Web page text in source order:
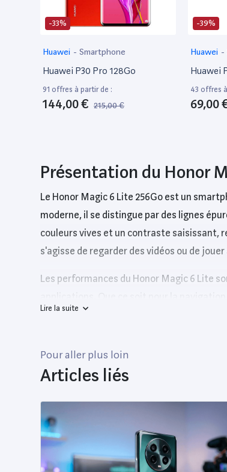
-33%
Huawei - Smartphone
Huawei P30 Pro 128Go
91 offres à partir de :
144,00 € 215,00 €
-39%
Huawei -
Huawei
43 offres
69,00
Présentation du Honor
Le Honor Magic 6 Lite 256Go est un
moderne, il se distingue par des lignes
couleurs vives et un contraste saisissant,
s'agisse de regarder des vidéos ou de jouer
Les performances du Honor Magic 6 Lite
photo principal de 64 Mpx, offrant des
La batterie de 4500 mAh permet une
fonctionne sous Magic UI, basé sur
suffisant pour leurs applications et fichiers
Comparé à son prédécesseur, le Magic 5
appareil encore plus séduisant pour les
Lire la suite
Pour aller plus loin
Articles liés